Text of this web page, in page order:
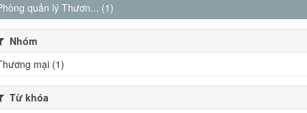
quản lý Thươn... (1)
Nhóm
mại (1)
Từ khóa